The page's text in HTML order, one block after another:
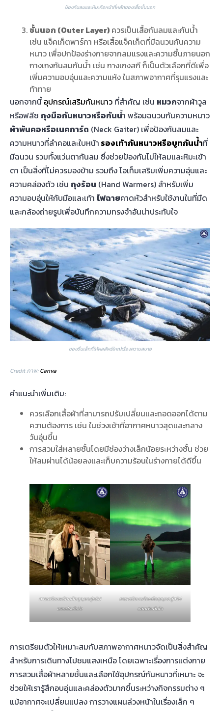
ป้องกันลมและหิมะคือหน้าที่หลักของเสื้อชั้นนอก
ชั้นนอก (Outer Layer) ควรเป็นเสื้อกันลมและกันน้ำ
เช่น แจ็คเก็ตพาร์กา หรือเสื้อแจ็คเก็ตที่มีฉนวนกันความ
หนาว เพื่อปกป้องร่างกายจากลมแรงและความชื้นภายนอก
กางเกงกันลมกันน้ำ เช่น กางเกงสกี ก็เป็นตัวเลือกที่ดีเพื่อ
เพิ่มความอบอุ่นและความแห้ง ในสภาพอากาศที่รุนแรงและ
ท้าทาย
นอกจากนี้อุปกรณ์เสริมกันหนาว ที่สำคัญ เช่น หมวกจากผ้าวูล
หรือฟลีซ ถุงมือกันหนาวหรือกันน้ำ พร้อมฉนวนกันความหนาว
ผ้าพันคอหรือเนคการ์ด (Neck Gaiter) เพื่อป้องกันลมและ
ความหนาวที่ลำคอและใบหน้า รองเท้ากันหนาวหรือบูทกันน้ำที่
มีฉนวน รวมทั้งแว่นตากันลม ซึ่งช่วยป้องกันไม่ให้ลมและหิมะเข้า
ตา เป็นสิ่งที่ไม่ควรมองข้าม รวมถึง ไอเท็มเสริมเพิ่มความอุ่นและ
ความคล่องตัว เช่น ถุงร้อน (Hand Warmers) สำหรับเพิ่ม
ความอบอุ่นให้กับมือและเท้า ไฟฉายคาดหัวสำหรับใช้งานในที่มืด
และกล้องถ่ายรูปเพื่อบันทึกความทรงจำอันน่าประทับใจ
ของชิ้นเล็กที่ให้ผลลัพธ์ใหญ่เรื่องความสบาย
Credit ภาพ:Canva
คำแนะนำเพิ่มเติม:
ควรเลือกเสื้อผ้าที่สามารถปรับเปลี่ยนและถอดออกได้ตาม
ความต้องการ เช่น ในช่วงเช้าที่อากาศหนาวสุดและกลาง
วันอุ่นขึ้น
การสวมใส่หลายชั้นโดยมีช่องว่างเล็กน้อยระหว่างชั้น ช่วย
ให้ลมผ่านได้น้อยลงและเก็บความร้อนในร่างกายได้ดีขึ้น
การเตรียมพร้อมคือกุญแจสู่ทริป
แสนประทับใจ
การเตรียมพร้อมคือกุญแจสู่ทริป
แสนประทับใจ
การเตรียมตัวให้เหมาะสมกับสภาพอากาศหนาวจัดเป็นสิ่งสำคัญ
สำหรับการเดินทางไปชมแสงเหนือ โดยเฉพาะเรื่องการแต่งกาย
การสวมเสื้อผ้าหลายชั้นและเลือกใช้อุปกรณ์กันหนาวที่เหมาะ จะ
ช่วยให้เรารู้สึกอบอุ่นและคล่องตัวมากขึ้นระหว่างกิจกรรมต่าง ๆ
แม้อากาศจะเปลี่ยนแปลง การวางแผนล่วงหน้าในเรื่องเล็ก ๆ